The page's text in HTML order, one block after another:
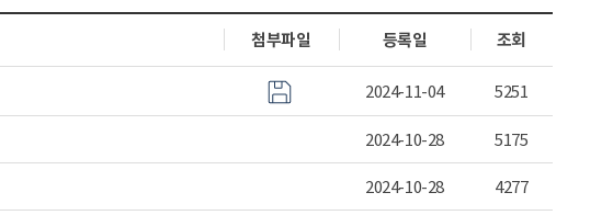
첨부파일 등록일 조회
2024-11-04
5251
2024-10-28
5175
2024-10-28
4277